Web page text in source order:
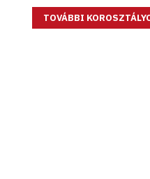
TOVÁBBI